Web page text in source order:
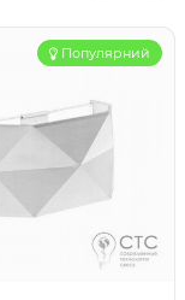
Популярний